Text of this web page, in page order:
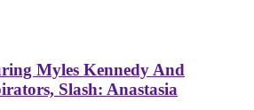
Myles Kennedy And
Slash: Anastasia